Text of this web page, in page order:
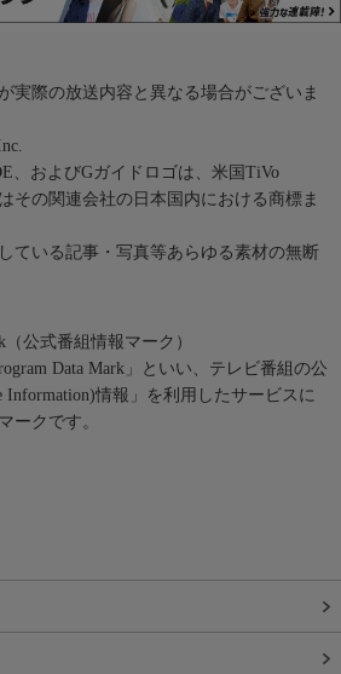
実際の放送内容と異なる場合がございま
、およびGガイドロゴは、米国TiVo
その関連会社の日本国内における商標ま
ている記事・写真等あらゆる素材の無断
公式番組情報マーク）
Data Mark」といい、テレビ番組の公
Information)情報」を利用したサービスに
ークです。